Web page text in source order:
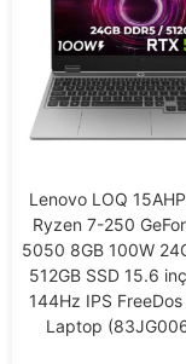
Lenovo LOQ
Ryzen 7-250
5050 8GB 100W
512GB SSD 15.6
144Hz IPS
Laptop